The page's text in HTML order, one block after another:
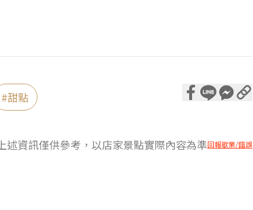
#甜點
上述資訊僅供參考，以店家景點實際內容為準回報歇業/錯誤